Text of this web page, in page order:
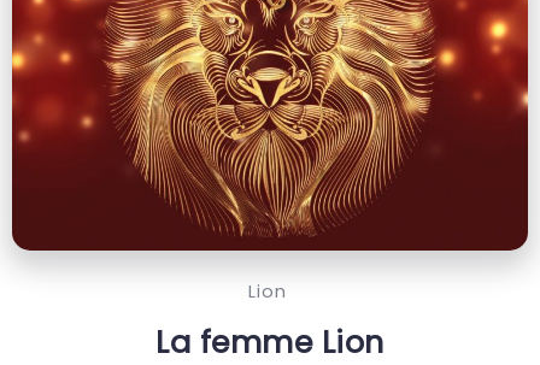
Lion
La femme Lion